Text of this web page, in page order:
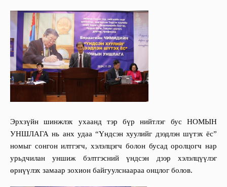
Эрхзүйн шинжлэх ухаанд тэр бүр нийтлэг бус НОМЫН
УНШЛАГА нь анх удаа “Үндсэн хуулийг дээдлэн шүтэх ёс”
номыг сонгон илтгэгч, хэлэлцэгч болон бусад оролцогч нар
урьдчилан уншиж бэлтгэсний үндсэн дээр хэлэлцүүлэг
өрнүүлэх замаар зохион байгуулснаараа онцлог болов.